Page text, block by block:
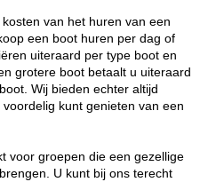
van het huren van een
een boot huren per dag of
uiteraard per type boot en
grotere boot betaalt u uiteraard
Wij bieden echter altijd
kunt genieten van een
voor groepen die een gezellige
U kunt bij ons terecht